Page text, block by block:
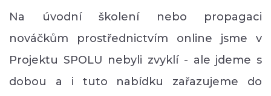
Na úvodní školení nebo propagaci
nováčkům prostřednictvím online jsme v
Projektu SPOLU nebyli zvyklí - ale jdeme s
dobou a i tuto nabídku zařazujeme do